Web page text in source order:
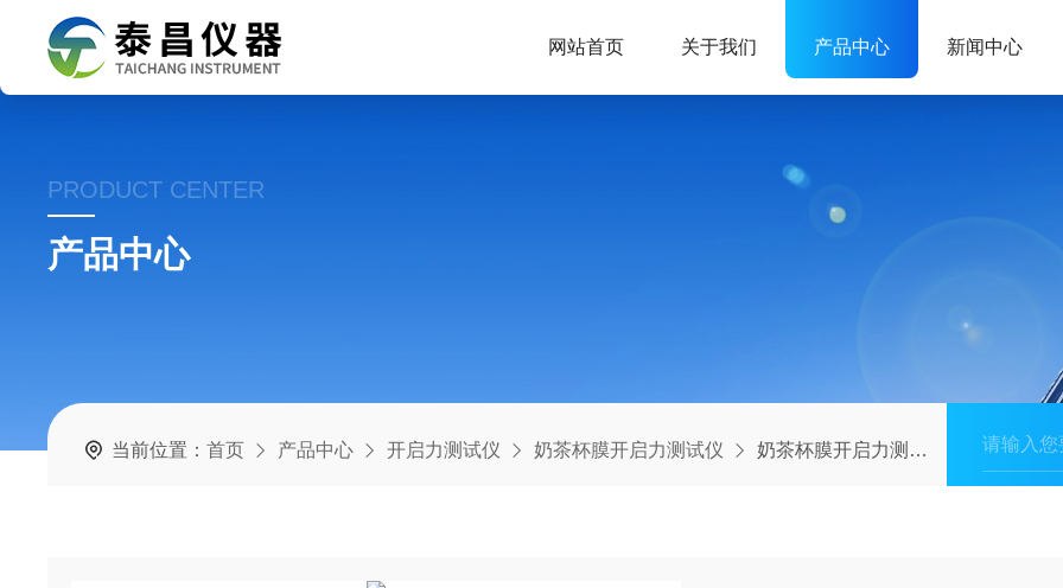
网站首页 关于我们 产品中心 新闻中心
PRODUCT CENTER
产品中心
当前位置：首页 产品中心 开启力测试仪 奶茶杯膜开启力测试仪 奶茶杯膜开启力测试仪